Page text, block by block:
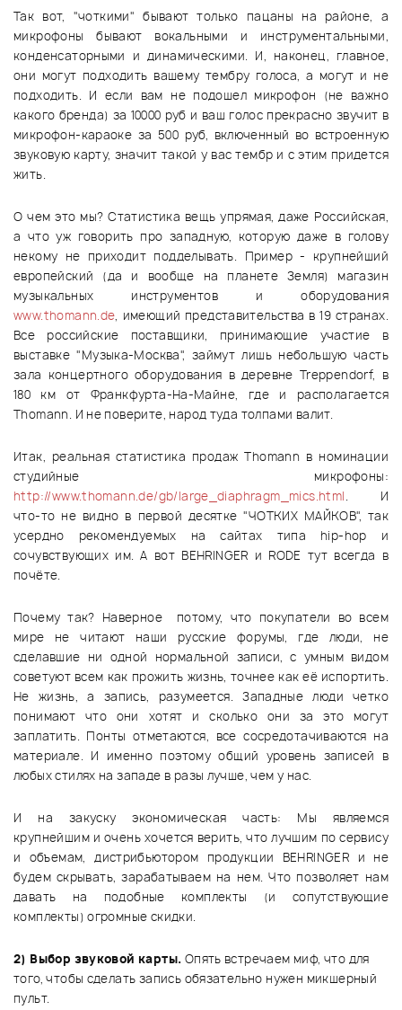
Так вот, "чоткими" бывают только пацаны на районе, а
микрофоны бывают вокальными и инструментальными,
конденсаторными и динамическими. И, наконец, главное,
они могут подходить вашему тембру голоса, а могут и не
подходить. И если вам не подошел микрофон (не важно
какого бренда) за 10000 руб и ваш голос прекрасно звучит в
микрофон-караоке за 500 руб, включенный во встроенную
звуковую карту, значит такой у вас тембр и с этим придется
жить.
О чем это мы? Статистика вещь упрямая, даже Российская,
а что уж говорить про западную, которую даже в голову
некому не приходит подделывать. Пример - крупнейший
европейский (да и вообще на планете Земля) магазин
музыкальных инструментов и оборудования
www.thomann.de, имеющий представительства в 19 странах.
Все российские поставщики, принимающие участие в
выставке "Музыка-Москва", займут лишь небольшую часть
зала концертного оборудования в деревне Treppendorf, в
180 км от Франкфурта-На-Майне, где и располагается
Thomann. И не поверите, народ туда толпами валит.
Итак, реальная статистика продаж Thomann в номинации
студийные микрофоны:
http://www.thomann.de/gb/large_diaphragm_mics.html. И
что-то не видно в первой десятке "ЧОТКИХ МАЙКОВ", так
усердно рекомендуемых на сайтах типа hip-hop и
сочувствующих им. А вот BEHRINGER и RODE тут всегда в
почёте.
Почему так? Наверное потому, что покупатели во всем
мире не читают наши русские форумы, где люди, не
сделавшие ни одной нормальной записи, с умным видом
советуют всем как прожить жизнь, точнее как её испортить.
Не жизнь, а запись, разумеется. Западные люди четко
понимают что они хотят и сколько они за это могут
заплатить. Понты отметаются, все сосредотачиваются на
материале. И именно поэтому общий уровень записей в
любых стилях на западе в разы лучше, чем у нас.
И на закуску экономическая часть: Мы являемся
крупнейшим и очень хочется верить, что лучшим по сервису
и объемам, дистрибьютором продукции BEHRINGER и не
будем скрывать, зарабатываем на нем. Что позволяет нам
давать на подобные комплекты (и сопутствующие
комплекты) огромные скидки.
2) Выбор звуковой карты. Опять встречаем миф, что для
того, чтобы сделать запись обязательно нужен микшерный
пульт.